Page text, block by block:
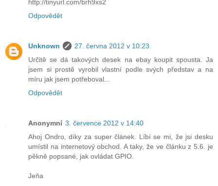
http://tinyurl.com/brh9xs2
Odpovědět
Unknown
27. června 2012 v 10:23
Určitě se dá takových desek na ebay koupit spousta. Ja
jsem si prostě vyrobil vlastní podle svých představ a na
míru jak jsem potřeboval...
Odpovědět
Anonymní 3. července 2012 v 14:40
Ahoj Ondro, díky za super článek. Líbí se mi, že jsi desku
umístil na internetový obchod. A taky, že ve článku z 5.6. je
pěkně popsané, jak ovládat GPIO.
Jeňa